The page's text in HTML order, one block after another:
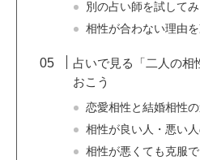
別の占い師を試してみ
相性が合わない理由
占いで見る「二人の相
おこう
恋愛相性と結婚相性
相性が良い人・悪い
相性が悪くても克服で